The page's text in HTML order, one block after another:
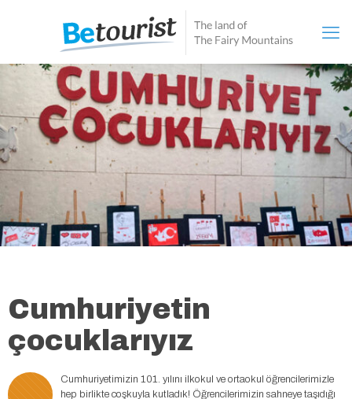
Cumhuriyetin
çocuklarıyız
Cumhuriyetimizin 101. yılını ilkokul ve ortaokul öğrencilerimizle
hep birlikte coşkuyla kutladık! Öğrencilerimizin sahneye taşıdığı